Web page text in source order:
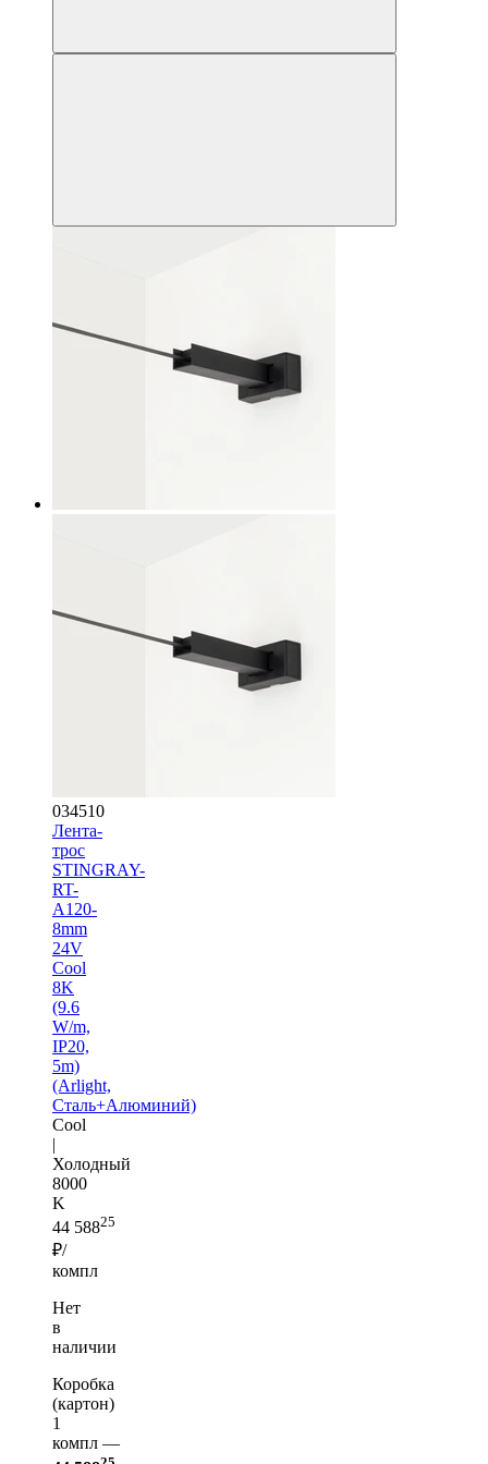
034510
Лента-
трос
STINGRAY-
RT-
A120-
8mm
24V
Cool
8K
(9.6
W/m,
IP20,
5m)
(Arlight,
Сталь+Алюминий)
Cool
|
Холодный
8000
K
44 58825
₽/
компл
Нет
в
наличии
Коробка
(картон)
1
компл —